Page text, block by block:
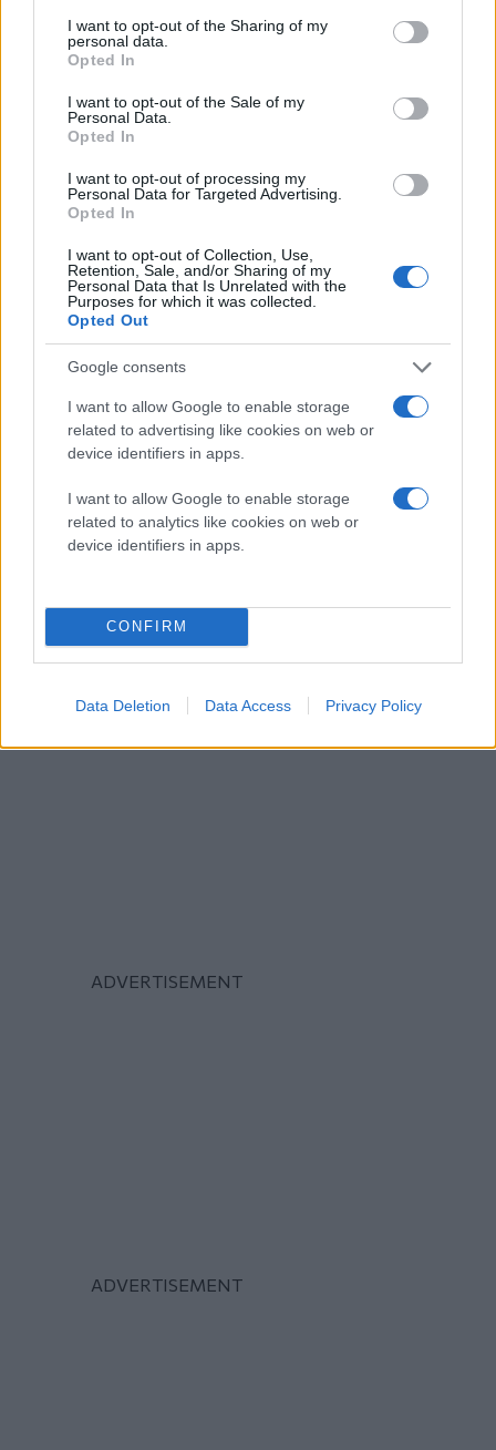
not limited to your visit or usage behaviour. You may click to
grant or deny consent to Google and its third-party tags to
use your data for below specified purposes in below Google
consent section.
I want to opt-out of the Sharing of my
personal data.
Opted In
I want to opt-out of the Sale of my
Personal Data.
Opted In
I want to opt-out of processing my
Personal Data for Targeted Advertising.
Opted In
I want to opt-out of Collection, Use,
Retention, Sale, and/or Sharing of my
Personal Data that Is Unrelated with the
Purposes for which it was collected.
Opted Out
Google consents
I want to allow Google to enable storage
related to advertising like cookies on web or
device identifiers in apps.
I want to allow Google to enable storage
related to analytics like cookies on web or
device identifiers in apps.
CONFIRM
Data Deletion Data Access Privacy Policy
ΚΟΙΝΩΝΙΑ